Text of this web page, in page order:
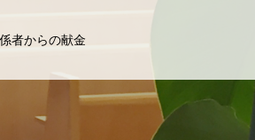
者からの献金